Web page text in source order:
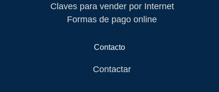
Claves para vender por Internet
Formas de pago online
Contacto
Contactar